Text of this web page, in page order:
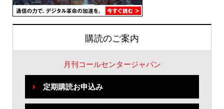
購読のご案内
月刊コールセンタージャパン
定期購読お申込み